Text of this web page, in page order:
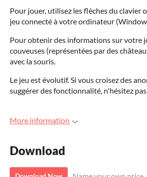
Pour jouer, utilisez les flèches du clavier
jeu connecté à votre ordinateur
Pour obtenir des informations sur votre
couveuses (représentées par des
avec la souris.
Le jeu est évolutif. Si vous croisez des
suggérer des fonctionnalité, n'hésitez
More information
Download